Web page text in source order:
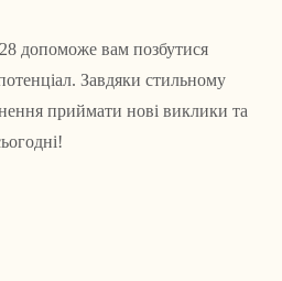
допоможе вам позбутися
Завдяки стильному
приймати нові виклики та